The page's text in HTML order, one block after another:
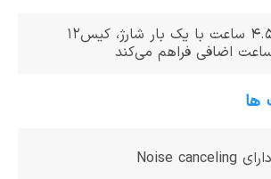
4.5 ساعت با یک بار شارژ، کیس12
اضافی فراهم می‌کند
ها
دارای Noise canceling